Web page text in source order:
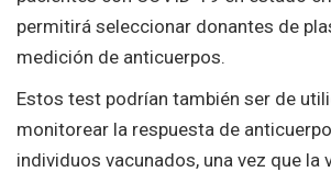
permitirá seleccionar donantes de
medición de anticuerpos.
Estos test podrían también ser de
monitorear la respuesta de
individuos vacunados, una vez que la